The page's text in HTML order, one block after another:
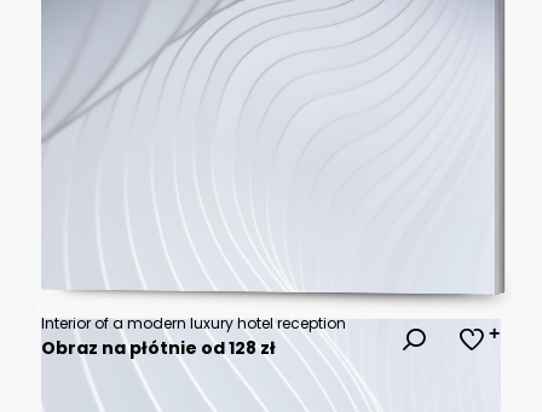
Interior of a modern luxury hotel reception
Obraz na płótnie od 128 zł